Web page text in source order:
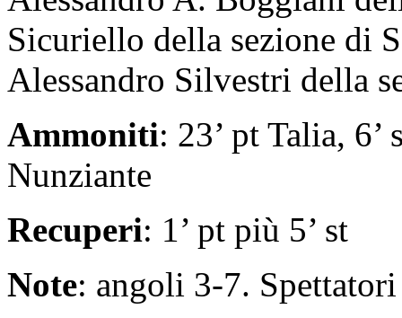
Sicuriello della sezione di
Alessandro Silvestri della
Ammoniti: 23’ pt Talia,
Nunziante
Recuperi: 1’ pt più 5’ st
Note: angoli 3-7.